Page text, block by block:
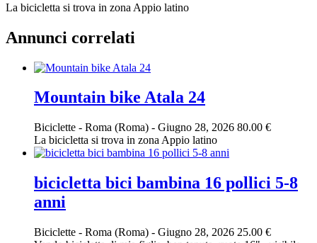
La bicicletta si trova in zona Appio latino
Annunci correlati
Mountain bike Atala 24
Biciclette - Roma (Roma) - Giugno 28, 2026 80.00 €
La bicicletta si trova in zona Appio latino
bicicletta bici bambina 16 pollici 5-8
anni
Biciclette - Roma (Roma) - Giugno 28, 2026 25.00 €